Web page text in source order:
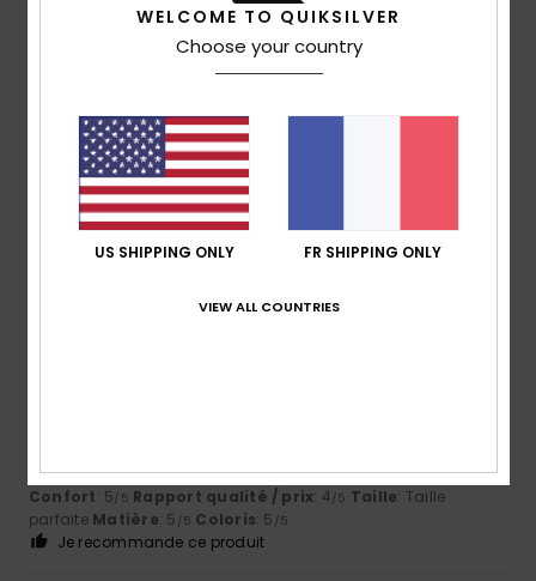
/5
3 avril 2026
Achat vérifié
Excellent produit
Afficher original - Italiano
Confort: 5/5 Rapport qualité / prix
parfaiteMatière: 5/5 Coloris
5/5
Afficher original - Italiano
Confort: 5/5 Rapport qualité / prix: 4/5 Taille: Taille
parfaite Matière: 5 /5 Coloris: 5 /5
Je recommande ce produit
WELCOME TO QUIKSILVER
Choose your country
US SHIPPING ONLY FR SHIPPING ONLY
VIEW ALL COUNTRIES